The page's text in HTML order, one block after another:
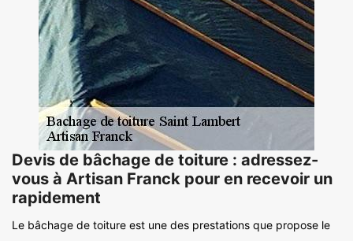
Devis de bâchage de toiture : adressez-
vous à Artisan Franck pour en recevoir un
rapidement
Le bâchage de toiture est une des prestations que propose le